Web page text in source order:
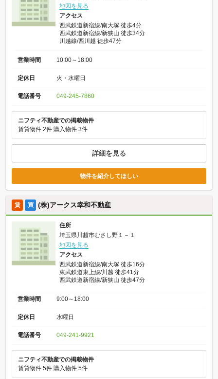
地図を見る
アクセス
西武鉄道新宿線/南大塚 徒歩4分
西武鉄道新宿線/新狭山 徒歩34分
川越線/西川越 徒歩47分
営業時間 10:00～18:00
定休日 火・水曜日
電話番号 049-245-7860
ニフティ不動産での掲載物件
賃貸物件:2件 購入物件:3件
詳細を見る
物件を紹介してほしい
賃 買 (株)アークス幸和不動産
住所
埼玉県川越市むさし野１－１
地図を見る
アクセス
西武鉄道新宿線/南大塚 徒歩16分
東武鉄道東上線/川越 徒歩41分
西武鉄道新宿線/新狭山 徒歩47分
営業時間 9:00～18:00
定休日 水曜日
電話番号 049-241-9921
ニフティ不動産での掲載物件
賃貸物件:5件 購入物件:5件